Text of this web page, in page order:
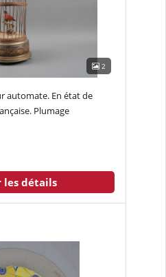
2
automate. En état de
Plumage
les détails